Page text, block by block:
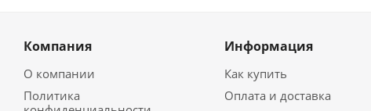
Компания
О компании
Политика
Информация
Как купить
Оплата и доставка